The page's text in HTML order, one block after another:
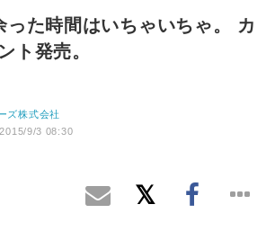
った時間はいちゃいちゃ。 カ
ト発売。
ズ株式会社
2015/9/3 08:30